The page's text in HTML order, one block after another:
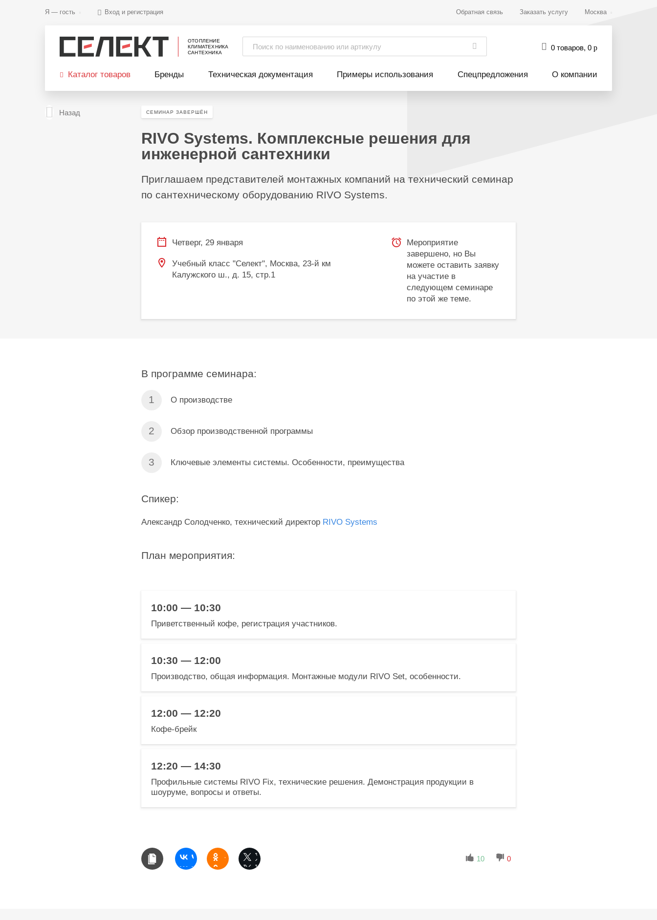
Я — гость Вход и регистрация Обратная связь Заказать услугу Москва
ОТОПЛЕНИЕ
КЛИМАТЕХНИКА
САНТЕХНИКА
0 товаров, 0 р
Каталог товаров Бренды Техническая документация Примеры использования Спецпредложения О компании
Назад СЕМИНАР ЗАВЕРШЁН
RIVO Systems. Комплексные решения для
инженерной сантехники
Приглашаем представителей монтажных компаний на технический семинар
по сантехническому оборудованию RIVO Systems.
Четверг, 29 января
Учебный класс "Селект", Москва, 23-й км
Калужского ш., д. 15, стр.1
Мероприятие
завершено, но Вы
можете оставить заявку
на участие в
следующем семинаре
по этой же теме.
В программе семинара:
О производстве
Обзор производственной программы
Ключевые элементы системы. Особенности, преимущества
Спикер:
Александр Солодченко, технический директор RIVO Systems
План мероприятия:
10:00 — 10:30
Приветственный кофе, регистрация участников.
10:30 — 12:00
Производство, общая информация. Монтажные модули RIVO Set, особенности.
12:00 — 12:20
Кофе-брейк
12:20 — 14:30
Профильные системы RIVO Fix, технические решения. Демонстрация продукции в
шоуруме, вопросы и ответы.
10 0